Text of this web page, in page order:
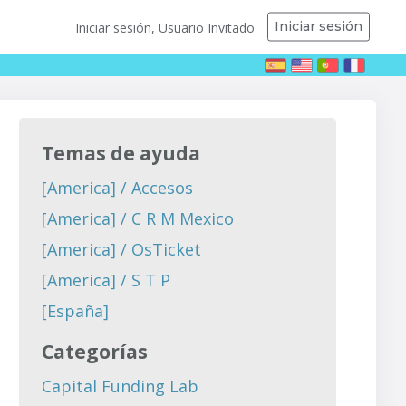
Iniciar sesión, Usuario Invitado Iniciar sesión
Temas de ayuda
[America] / Accesos
[America] / C R M Mexico
[America] / OsTicket
[America] / S T P
[España]
Categorías
Capital Funding Lab